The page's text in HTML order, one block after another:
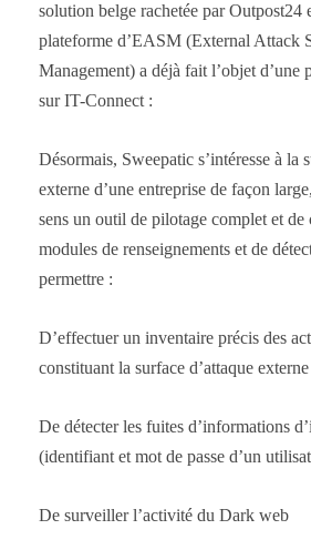
solution belge rachetée par Outpost24
plateforme d’EASM (External Attack
Management) a déjà fait l’objet d’une
sur IT-Connect :
Désormais, Sweepatic s’intéresse à la
externe d’une entreprise de façon
sens un outil de pilotage complet et de
modules de renseignements et de
permettre :
D’effectuer un inventaire précis des
constituant la surface d’attaque
De détecter les fuites d’informations
(identifiant et mot de passe d’un
De surveiller l’activité du Dark web